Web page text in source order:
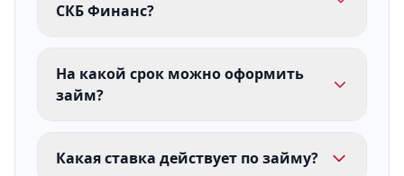
СКБ Финанс?
На какой срок можно оформить
займ?
Какая ставка действует по займу?